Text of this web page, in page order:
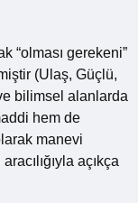
“olması gerekeni”
(Ulaş, Güçlü,
bilimsel alanlarda
hem de
manevi
açıkça